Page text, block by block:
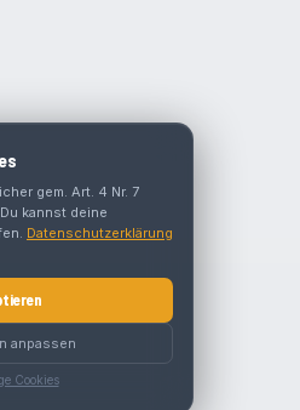
gem. Art. 4 Nr. 7
kannst deine
Datenschutzerklärung
anpassen
Cookies